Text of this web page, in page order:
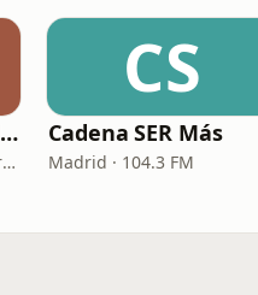
RNE Radio Nacional - Canarias
Las Palmas de Gran Canaria · 92.8 FM
CS
Cadena SER Más
Madrid · 104.3 FM